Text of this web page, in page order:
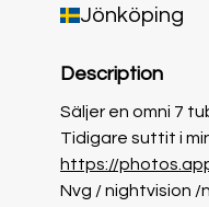
Jönköping
Description
Säljer en omni 7
Tidigare suttit i
https://
Nvg / nightvision /